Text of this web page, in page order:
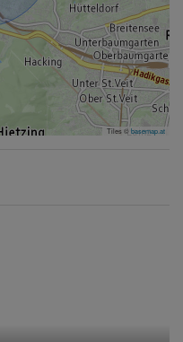
Tiles ©basemap.at